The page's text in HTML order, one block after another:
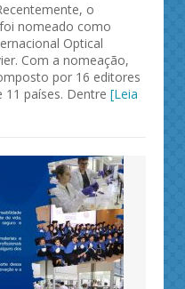
o
nomeado como
Optical
Com a nomeação,
por 16 editores
11 países. Dentre [Leia